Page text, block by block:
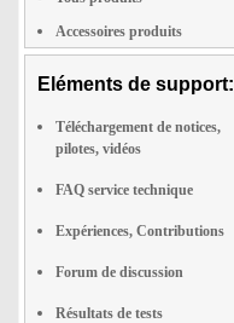
Accessoires produits
Eléments de support:
Téléchargement de notices,
pilotes, vidéos
FAQ service technique
Expériences, Contributions
Forum de discussion
Résultats de tests